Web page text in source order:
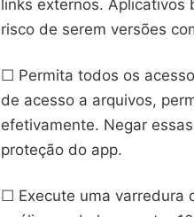
links externos. Aplicativos
risco de serem versões
☐ Permita todos os
de acesso a arquivos,
efetivamente. Negar
proteção do app.
☐ Execute uma varredura